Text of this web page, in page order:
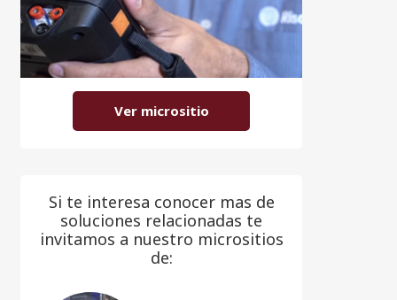
Ver micrositio
Si te interesa conocer mas de
soluciones relacionadas te
invitamos a nuestro micrositios
de: